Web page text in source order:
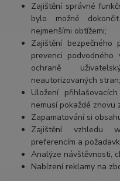
Zajištění správné
bylo možné
nejmenšími obtížemi;
Zajištění bezpečného
prevenci
ochraně
neautorizovaných stran;
Uložení
nemusí pokaždé znovu
Zapamatování si
Zajištění vzhledu
preferencím a
Analýze návštěvnosti,
Nabízení reklamy na